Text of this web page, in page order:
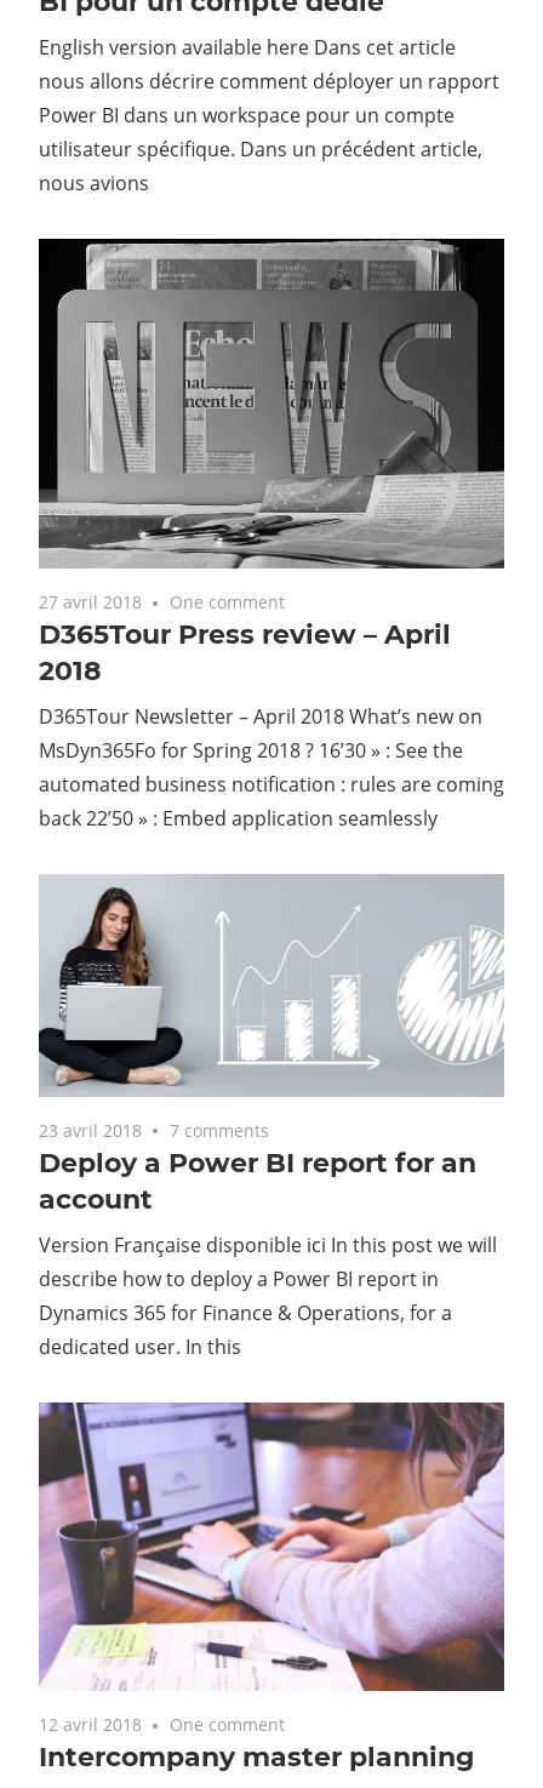
English version available here Dans cet article
nous allons décrire comment déployer un rapport
Power BI dans un workspace pour un compte
utilisateur spécifique. Dans un précédent article,
nous avions
27 avril 2018 One comment
D365Tour Press review – April
2018
D365Tour Newsletter – April 2018 What’s new on
MsDyn365Fo for Spring 2018 ? 16’30 » : See the
automated business notification : rules are coming
back 22’50 » : Embed application seamlessly
23 avril 2018 7 comments
Deploy a Power BI report for an
account
Version Française disponible ici In this post we will
describe how to deploy a Power BI report in
Dynamics 365 for Finance & Operations, for a
dedicated user. In this
12 avril 2018 One comment
Intercompany master planning